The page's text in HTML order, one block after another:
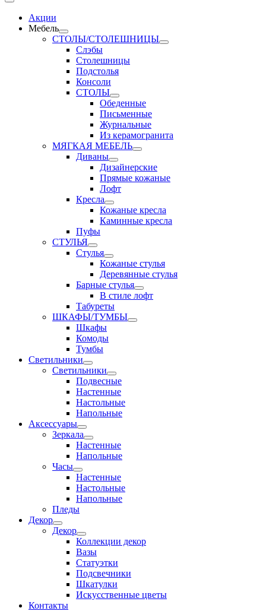
Акции
Мебель
СТОЛЫ/СТОЛЕШНИЦЫ
Слэбы
Столешницы
Подстолья
Консоли
СТОЛЫ
Обеденные
Письменные
Журнальные
Из керамогранита
МЯГКАЯ МЕБЕЛЬ
Диваны
Дизайнерские
Прямые кожаные
Лофт
Кресла
Кожаные кресла
Каминные кресла
Пуфы
СТУЛЬЯ
Стулья
Кожаные стулья
Деревянные стулья
Барные стулья
В стиле лофт
Табуреты
ШКАФЫ/ТУМБЫ
Шкафы
Комоды
Тумбы
Светильники
Светильники
Подвесные
Настенные
Настольные
Напольные
Аксессуары
Зеркала
Настенные
Напольные
Часы
Настенные
Настольные
Напольные
Пледы
Декор
Декор
Коллекции декор
Вазы
Статуэтки
Подсвечники
Шкатулки
Искусственные цветы
Контакты